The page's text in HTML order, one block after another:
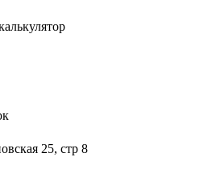
25, стр 8